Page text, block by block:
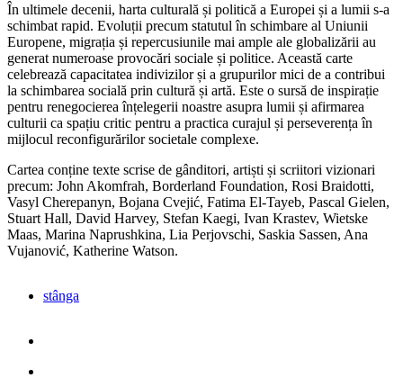
În ultimele decenii, harta culturală și politică a Europei și a lumii s-a
schimbat rapid. Evoluții precum statutul în schimbare al Uniunii
Europene, migrația și repercusiunile mai ample ale globalizării au
generat numeroase provocări sociale și politice. Această carte
celebrează capacitatea indivizilor și a grupurilor mici de a contribui
la schimbarea socială prin cultură și artă. Este o sursă de inspirație
pentru renegocierea înțelegerii noastre asupra lumii și afirmarea
culturii ca spațiu critic pentru a practica curajul și perseverența în
mijlocul reconfigurărilor societale complexe.
Cartea conține texte scrise de gânditori, artiști și scriitori vizionari
precum: John Akomfrah, Borderland Foundation, Rosi Braidotti,
Vasyl Cherepanyn, Bojana Cvejić, Fatima El-Tayeb, Pascal Gielen,
Stuart Hall, David Harvey, Stefan Kaegi, Ivan Krastev, Wietske
Maas, Marina Naprushkina, Lia Perjovschi, Saskia Sassen, Ana
Vujanović, Katherine Watson.
stânga